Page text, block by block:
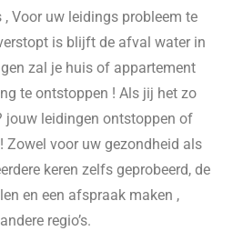
Voor uw leidings probleem te
is blijft de afval water in
zal je huis of appartement
te ontstoppen ! Als jij het zo
jouw leidingen ontstoppen of
Zowel voor uw gezondheid als
keren zelfs geprobeerd, de
en een afspraak maken ,
regio’s.